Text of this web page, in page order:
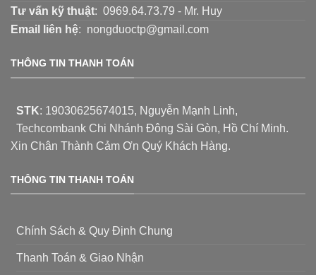
Tư vấn kỹ thuật: 0969.64.73.79 - Mr. Huy
Email liên hệ: nongduoctp@gmail.com
THÔNG TIN THANH TOÁN
STK: 19030625674015, Nguyễn Mạnh Linh,
Techcombank Chi Nhánh Đông Sài Gòn, Hồ Chí Minh.
Xin Chân Thành Cảm Ơn Quý Khách Hàng.
THÔNG TIN THANH TOÁN
Chính Sách & Quy Định Chung
Thanh Toán & Giao Nhận